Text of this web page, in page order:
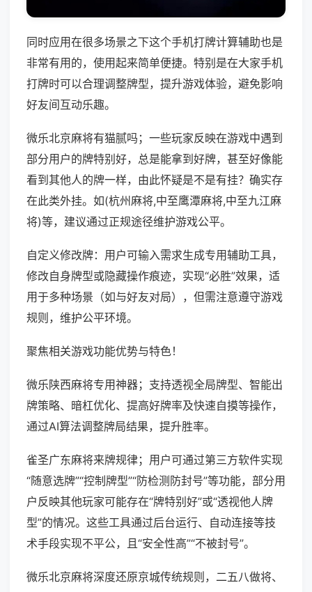
同时应用在很多场景之下这个手机打牌计算辅助也是
非常有用的，使用起来简单便捷。特别是在大家手机
打牌时可以合理调整牌型，提升游戏体验，避免影响
好友间互动乐趣。
微乐北京麻将有猫腻吗；一些玩家反映在游戏中遇到
部分用户的牌特别好，总是能拿到好牌，甚至好像能
看到其他人的牌一样，由此怀疑是不是有挂？确实存
在此类外挂。如(杭州麻将,中至鹰潭麻将,中至九江麻
将)等，建议通过正规途径维护游戏公平。
自定义修改牌：用户可输入需求生成专用辅助工具，
修改自身牌型或隐藏操作痕迹，实现“必胜”效果，适
用于多种场景（如与好友对局），但需注意遵守游戏
规则，维护公平环境。
聚焦相关游戏功能优势与特色！
微乐陕西麻将专用神器；支持透视全局牌型、智能出
牌策略、暗杠优化、提高好牌率及快速自摸等操作，
通过AI算法调整牌局结果，提升胜率。
雀圣广东麻将来牌规律；用户可通过第三方软件实现
“随意选牌”“控制牌型”“防检测防封号”等功能，部分用
户反映其他玩家可能存在“牌特别好”或“透视他人牌
型”的情况。这些工具通过后台运行、自动连接等技
术手段实现不平公，且“安全性高”“不被封号”。
微乐北京麻将深度还原京城传统规则，二五八做将、